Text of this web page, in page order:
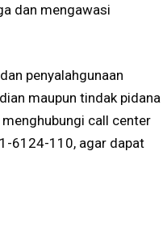
dan mengawasi
penyalahgunaan
maupun tindak pidana
call center
6124-110, agar dapat